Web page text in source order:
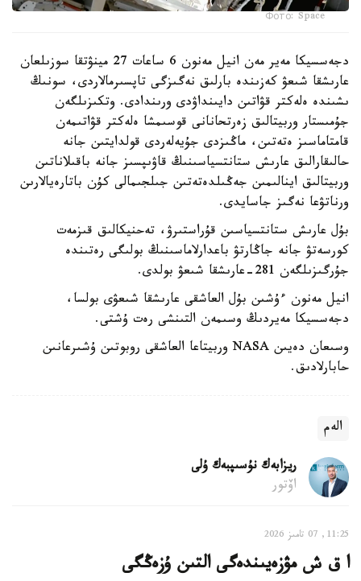
Фото: Space
دجەسسيكا مەير مەن انيل مەنون 6 ساعات 27 مينۋتقا سوزىلعان
عارىشقا شىعۋ كەزىندە بارلىق نەگىزگى تاپسىرمالاردى، سونىڭ
ىشىندە ەلەكتر قۋاتىن دايىنداۋدى ورىندادى. وتكىزىلگەن
جۇمىستار وربيتالىق زەرتحانانى قوسىمشا ەلەكتر قۋاتىمەن
قامتاماسىز ەتەتىن، ماڭىزدى جۇيەلەردى قولدايتىن جانە
حالىقارالىق عارىش ستانتسياسىنىڭ قاۋىپسىز جانە باقىلاناتىن
وربيتالىق اينالىمىن جەڭىلدەتەتىن جىلجىمالى كۇن باتارەيالارىن
ورناتۋعا نەگىز جاسايدى.
بۇل عارىش ستانتسياسىن قۇراستىرۋ، تەحنيكالىق قىزمەت
كورسەتۋ جانە جاڭارتۋ باعدارلاماسىنىڭ بولىگى رەتىندە
جۇرگىزىلگەن 281-عارىشقا شىعۋ بولدى.
انيل مەنون ءۇشىن بۇل العاشقى عارىشقا شىعۋى بولسا،
دجەسسيكا مەيردىڭ وسىمەن التىنشى رەت ۇشتى.
وسىعان دەيىن NASA وربيتاعا العاشقى روبوتىن ۇشىرعانىن
حابارلادىق.
الەم
ريزابەك نۇسىپبەك ۇلى
اۆتور
11:25, 07 تامىز 2026
ا ق ش مۋزەيىندەگى التىن ۇزەڭگى